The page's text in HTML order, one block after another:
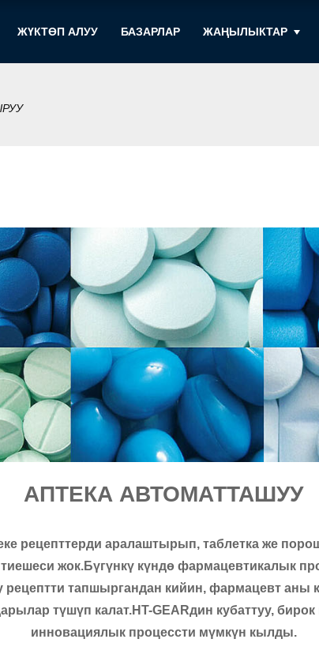
ЖҮКТӨП АЛУУ БАЗАРЛАР ЖАҢЫЛЫКТАР
АПТЕКА АВТОМАТТАШУУ
рецепттерди аралаштырып, таблетка же
жок.Бүгүнкү күндө фармацевтикалык
тапшыргандан кийин, фармацевт аны
түшүп калат.HT-GEARдин кубаттуу,
инновациялык процессти мүмкүн кылды.